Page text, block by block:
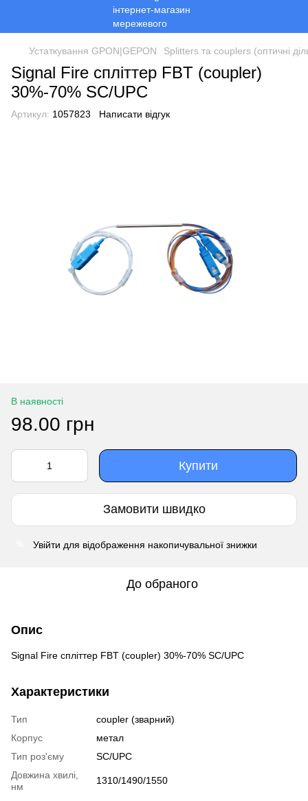
Устаткування GPON|GEPON Splitters та couplers (оптичні
Signal Fire спліттер FBT (coupler)
30%-70% SC/UPC
Артикул: 1057823 Написати відгук
В наявності
98.00 грн
Купити
Замовити швидко
Увійти для відображення накопичувальної знижки
До обраного
Опис
Signal Fire спліттер FBT (coupler) 30%-70% SC/UPC
Характеристики
Тип
coupler (зварний)
Корпус
метал
Тип роз'єму
SC/UPC
Довжина хвилі,
нм
1310/1490/1550